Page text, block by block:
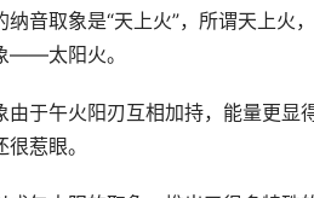
纳音取象是“天上火”，所谓天上
——太阳火。
由于午火阳刃互相加持，能量更显
惹眼。